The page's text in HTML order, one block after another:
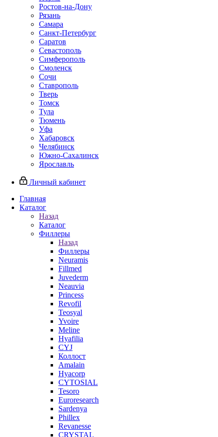
Ростов-на-Дону
Рязань
Самара
Санкт-Петербург
Саратов
Севастополь
Симферополь
Смоленск
Сочи
Ставрополь
Тверь
Томск
Тула
Тюмень
Уфа
Хабаровск
Челябинск
Южно-Сахалинск
Ярославль
Личный кабинет
Главная
Каталог
Назад
Каталог
Филлеры
Назад
Филлеры
Neuramis
Fillmed
Juvederm
Neauvia
Princess
Revofil
Teosyal
Yvoire
Meline
Hyafilia
CYJ
Коллост
Amalain
Hyacorp
CYTOSIAL
Tesoro
Euroresearch
Sardenya
Phillex
Revanesse
CRYSTAL